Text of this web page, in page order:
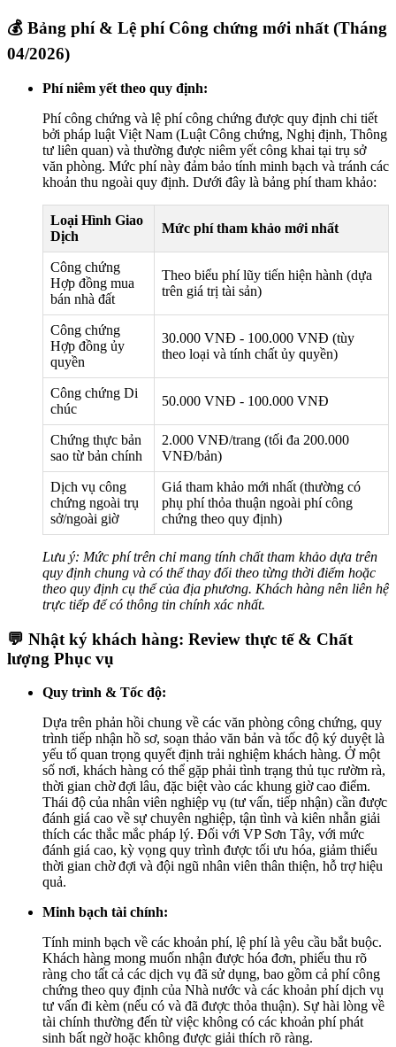
💰 Bảng phí & Lệ phí Công chứng mới nhất (Tháng
04/2026)
Phí niêm yết theo quy định:
Phí công chứng và lệ phí công chứng được quy định chi tiết
bởi pháp luật Việt Nam (Luật Công chứng, Nghị định, Thông
tư liên quan) và thường được niêm yết công khai tại trụ sở
văn phòng. Mức phí này đảm bảo tính minh bạch và tránh các
khoản thu ngoài quy định. Dưới đây là bảng phí tham khảo:
Loại Hình Giao
Dịch
Mức phí tham khảo mới nhất
Công chứng
Hợp đồng mua
bán nhà đất
Theo biểu phí lũy tiến hiện hành (dựa
trên giá trị tài sản)
Công chứng
Hợp đồng ủy
quyền
30.000 VNĐ - 100.000 VNĐ (tùy
theo loại và tính chất ủy quyền)
Công chứng Di
chúc
50.000 VNĐ - 100.000 VNĐ
Chứng thực bản
sao từ bản chính
2.000 VNĐ/trang (tối đa 200.000
VNĐ/bản)
Dịch vụ công
chứng ngoài trụ
sở/ngoài giờ
Giá tham khảo mới nhất (thường có
phụ phí thỏa thuận ngoài phí công
chứng theo quy định)
Lưu ý: Mức phí trên chỉ mang tính chất tham khảo dựa trên
quy định chung và có thể thay đổi theo từng thời điểm hoặc
theo quy định cụ thể của địa phương. Khách hàng nên liên hệ
trực tiếp để có thông tin chính xác nhất.
💬 Nhật ký khách hàng: Review thực tế & Chất
lượng Phục vụ
Quy trình & Tốc độ:
Dựa trên phản hồi chung về các văn phòng công chứng, quy
trình tiếp nhận hồ sơ, soạn thảo văn bản và tốc độ ký duyệt là
yếu tố quan trọng quyết định trải nghiệm khách hàng. Ở một
số nơi, khách hàng có thể gặp phải tình trạng thủ tục rườm rà,
thời gian chờ đợi lâu, đặc biệt vào các khung giờ cao điểm.
Thái độ của nhân viên nghiệp vụ (tư vấn, tiếp nhận) cần được
đánh giá cao về sự chuyên nghiệp, tận tình và kiên nhẫn giải
thích các thắc mắc pháp lý. Đối với VP Sơn Tây, với mức
đánh giá cao, kỳ vọng quy trình được tối ưu hóa, giảm thiểu
thời gian chờ đợi và đội ngũ nhân viên thân thiện, hỗ trợ hiệu
quả.
Minh bạch tài chính:
Tính minh bạch về các khoản phí, lệ phí là yêu cầu bắt buộc.
Khách hàng mong muốn nhận được hóa đơn, phiếu thu rõ
ràng cho tất cả các dịch vụ đã sử dụng, bao gồm cả phí công
chứng theo quy định của Nhà nước và các khoản phí dịch vụ
tư vấn đi kèm (nếu có và đã được thỏa thuận). Sự hài lòng về
tài chính thường đến từ việc không có các khoản phí phát
sinh bất ngờ hoặc không được giải thích rõ ràng.